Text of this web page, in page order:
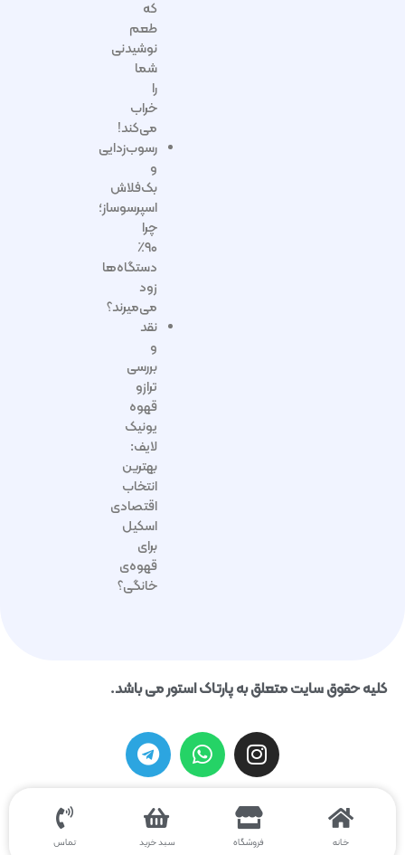
که
طعم
نوشیدنی
شما
را
خراب
می‌کند!
رسوب‌زدایی
و
بک‌فلاش
اسپرسوساز؛
چرا
۹۰٪
دستگاه‌ها
زود
می‌میرند؟
نقد
و
بررسی
ترازو
قهوه
یونیک
لایف:
بهترین
انتخاب
اقتصادی
اسکیل
برای
قهوه‌ی
خانگی؟
کلیه حقوق سایت متعلق به پارتاک استور می باشد.
خانه فروشگاه سبد خرید تماس